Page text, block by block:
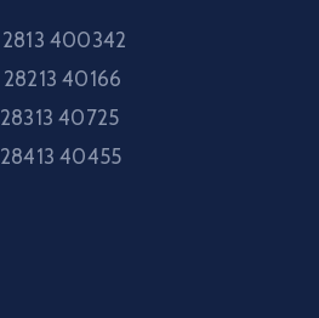
2813 400342
28213 40166
28313 40725
28413 40455